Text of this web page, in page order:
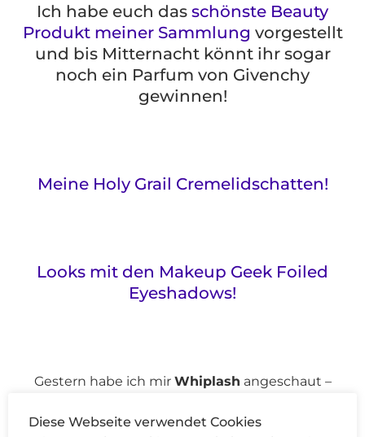
Ich habe euch das schönste Beauty
Produkt meiner Sammlung vorgestellt
und bis Mitternacht könnt ihr sogar
noch ein Parfum von Givenchy
gewinnen!
Meine Holy Grail Cremelidschatten!
Looks mit den Makeup Geek Foiled
Eyeshadows!
Gestern habe ich mir Whiplash angeschaut –
irgendwann die Chance habt, ihn zu sehen, schaut
Diese Webseite verwendet Cookies